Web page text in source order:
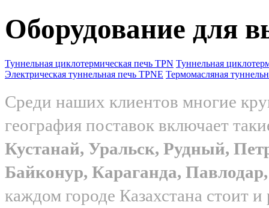
Оборудование для
Туннельная циклотермическая печь TPN Туннельная
Электрическая туннельная печь TPNE Термомасляная
Среди наших клиентов многие
география поставок включает
Кустанай, Уральск, Рудный,
Байконур, Караганда,
каждом городе Казахстана стоит